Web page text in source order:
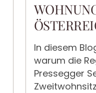
In diesem
warum die
Pressegger